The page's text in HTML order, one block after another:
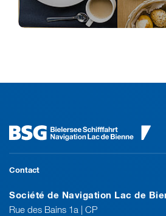
Contact
Société de Navigation Lac de
Rue des Bains 1a | CP